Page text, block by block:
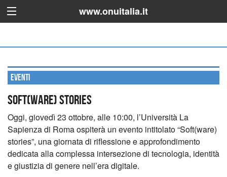
www.onuitalia.it
Eventi
Soft(ware) stories
Oggi, giovedì 23 ottobre, alle 10:00, l’Università La
Sapienza di Roma ospiterà un evento intitolato “Soft(ware)
stories”, una giornata di riflessione e approfondimento
dedicata alla complessa intersezione di tecnologia, identità
e giustizia di genere nell’era digitale.